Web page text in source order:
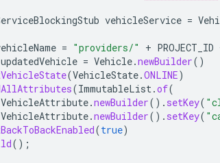
vehicleService =
= "providers/" + PROJECT_ID
updatedVehicle = Vehicle.newBuilder()
(VehicleState.ONLINE)
(ImmutableList.of(
VehicleAttribute.newBuilder(). setKey(
VehicleAttribute.newBuilder(). setKey(
(true)
();